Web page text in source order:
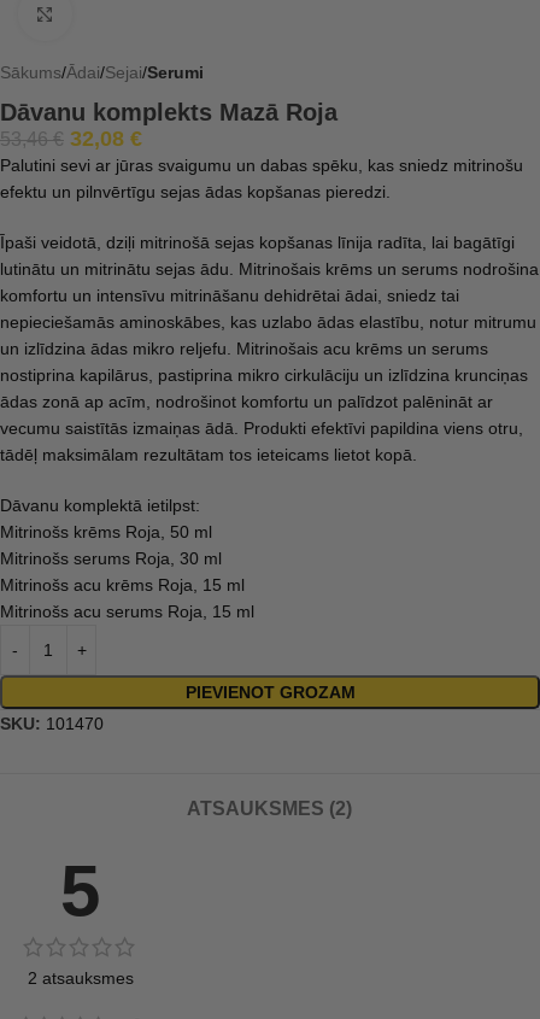
Sākums Ādai Sejai Serumi
Dāvanu komplekts Mazā Roja
53,46€ 32,08 €
Palutini sevi ar jūras svaigumu un dabas spēku, kas sniedz mitrinošu
efektu un pilnvērtīgu sejas ādas kopšanas pieredzi.
Īpaši veidotā, dziļi mitrinošā sejas kopšanas līnija radīta, lai bagātīgi
lutinātu un mitrinātu sejas ādu. Mitrinošais krēms un serums nodrošina
komfortu un intensīvu mitrināšanu dehidrētai ādai, sniedz tai
nepieciešamās aminoskābes, kas uzlabo ādas elastību, notur mitrumu
un izlīdzina ādas mikro reljefu. Mitrinošais acu krēms un serums
nostiprina kapilārus, pastiprina mikro cirkulāciju un izlīdzina krunciņas
ādas zonā ap acīm, nodrošinot komfortu un palīdzot palēnināt ar
vecumu saistītās izmaiņas ādā. Produkti efektīvi papildina viens otru,
tādēļ maksimālam rezultātam tos ieteicams lietot kopā.
Dāvanu komplektā ietilpst:
Mitrinošs krēms Roja, 50 ml
Mitrinošs serums Roja, 30 ml
Mitrinošs acu krēms Roja, 15 ml
Mitrinošs acu serums Roja, 15 ml
PIEVIENOT GROZAM
SKU: 101470
ATSAUKSMES (2)
5
2 atsauksmes